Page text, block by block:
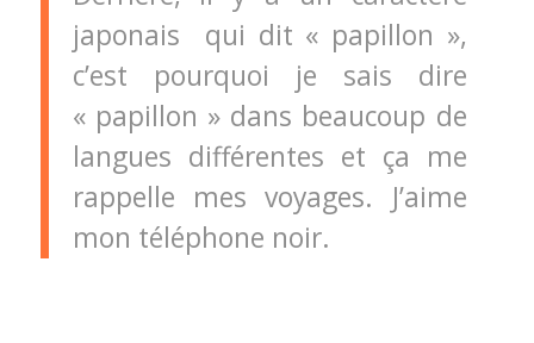
japonais qui dit « papillon »,
c’est pourquoi je sais dire
« papillon » dans beaucoup de
langues différentes et ça me
rappelle mes voyages. J’aime
mon téléphone noir.